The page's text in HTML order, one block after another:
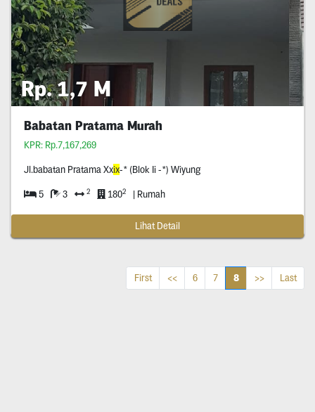
Rp. 1,7 M
Babatan Pratama Murah
KPR: Rp.7,167,269
Jl.babatan Pratama Xxix-* (Blok Ii -*) Wiyung
5 3 2 1802 | Rumah
Lihat Detail
First << 6 7 8 >> Last